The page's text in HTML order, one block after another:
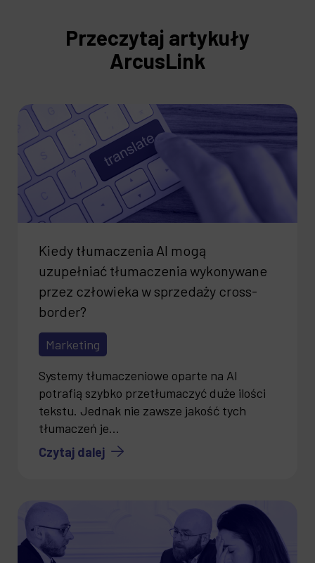
Przeczytaj artykuły
ArcusLink
Kiedy tłumaczenia AI mogą
uzupełniać tłumaczenia wykonywane
przez człowieka w sprzedaży cross-
border?
Marketing
Systemy tłumaczeniowe oparte na AI
potrafią szybko przetłumaczyć duże ilości
tekstu. Jednak nie zawsze jakość tych
tłumaczeń je...
Czytaj dalej